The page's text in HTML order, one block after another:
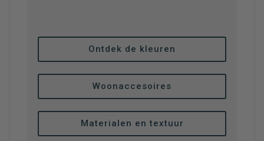
Ontdek de kleuren
Woonaccesoires
Materialen en textuur